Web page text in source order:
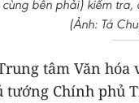
cùng bên phải) kiểm
(Ảnh: Tá
tâm Văn
tướng Chính phủ